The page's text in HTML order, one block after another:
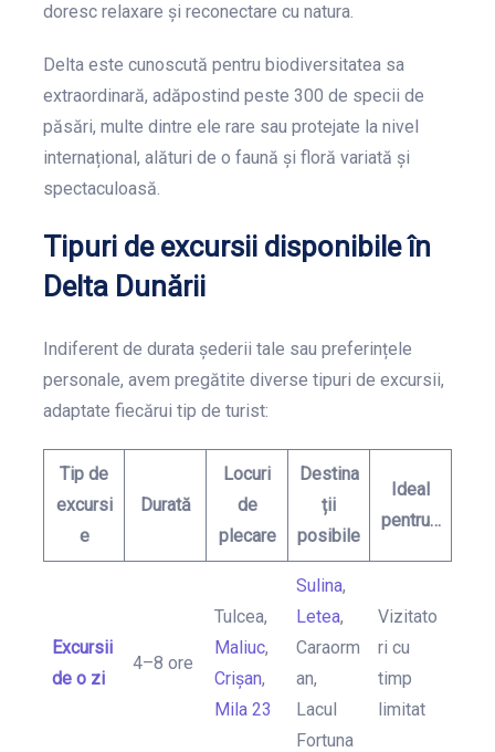
doresc relaxare și reconectare cu natura.
Delta este cunoscută pentru biodiversitatea sa
extraordinară, adăpostind peste 300 de specii de
păsări, multe dintre ele rare sau protejate la nivel
internațional, alături de o faună și floră variată și
spectaculoasă.
Tipuri de excursii disponibile în
Delta Dunării
Indiferent de durata șederii tale sau preferințele
personale, avem pregătite diverse tipuri de excursii,
adaptate fiecărui tip de turist:
Tip de
excursi
e
Durată
Locuri
de
plecare
Destina
ții
posibile
Ideal
pentru…
Excursii
de o zi
4–8 ore
Tulcea,
Maliuc,
Crișan,
Mila 23
Sulina,
Letea,
Caraorm
an,
Lacul
Fortuna
Vizitato
ri cu
timp
limitat